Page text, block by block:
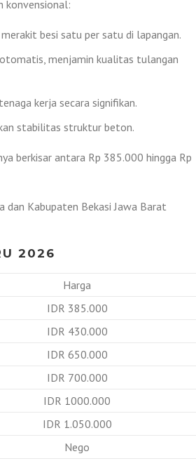
konvensional:
besi satu per satu di lapangan.
otomatis, menjamin kualitas tulangan
kerja secara signifikan.
stabilitas struktur beton.
berkisar antara Rp 385.000 hingga Rp
dan Kabupaten Bekasi Jawa Barat
2026
Harga
IDR 385.000
IDR 430.000
IDR 650.000
IDR 700.000
IDR 1000.000
IDR 1.050.000
Nego